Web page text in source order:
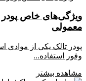
ویژگی‌های خاص پودر
معمولی
پودر تالک یکی از موادی
وفور استفاده...
مشاهده بیشتر